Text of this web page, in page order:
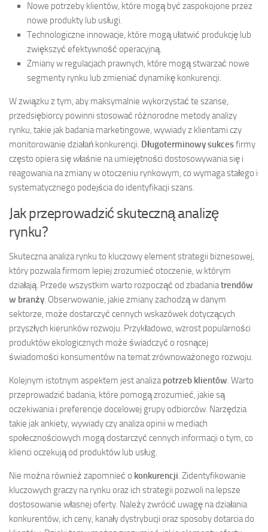
Nowe potrzeby klientów, które mogą być zaspokojone przez
nowe produkty lub usługi.
Technologiczne innowacje, które mogą ułatwić produkcję lub
zwiększyć efektywność operacyjną.
Zmiany w regulacjach prawnych, które mogą stwarzać nowe
segmenty rynku lub zmieniać dynamikę konkurencji.
W związku z tym, aby maksymalnie wykorzystać te szanse,
przedsiębiorcy powinni stosować różnorodne metody analizy
rynku, takie jak badania marketingowe, wywiady z klientami czy
monitorowanie działań konkurencji. Długoterminowy sukcesfirmy
często opiera się właśnie na umiejętności dostosowywania się i
reagowania na zmiany w otoczeniu rynkowym, co wymaga stałego i
systematycznego podejścia do identyfikacji szans.
Jak przeprowadzić skuteczną analizę
rynku?
Skuteczna analiza rynku to kluczowy element strategii biznesowej,
który pozwala firmom lepiej zrozumieć otoczenie, w którym
działają. Przede wszystkim warto rozpocząć od zbadaniatrendów
w branży. Obserwowanie, jakie zmiany zachodzą w danym
sektorze, może dostarczyć cennych wskazówek dotyczących
przyszłych kierunków rozwoju. Przykładowo, wzrost popularności
produktów ekologicznych może świadczyć o rosnącej
świadomości konsumentów na temat zrównoważonego rozwoju.
Kolejnym istotnym aspektem jest analizapotrzeb klientów. Warto
przeprowadzić badania, które pomogą zrozumieć, jakie są
oczekiwania i preferencje docelowej grupy odbiorców. Narzędzia
takie jak ankiety, wywiady czy analiza opinii w mediach
społecznościowych mogą dostarczyć cennych informacji o tym, co
klienci oczekują od produktów lub usług.
Nie można również zapomnieć o konkurencji. Zidentyfikowanie
kluczowych graczy na rynku oraz ich strategii pozwoli na lepsze
dostosowanie własnej oferty. Należy zwrócić uwagę na działania
konkurentów, ich ceny, kanały dystrybucji oraz sposoby dotarcia do